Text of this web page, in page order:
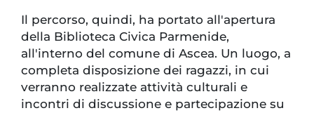
Il percorso, quindi, ha portato all'apertura
della Biblioteca Civica Parmenide,
all'interno del comune di Ascea. Un luogo, a
completa disposizione dei ragazzi, in cui
verranno realizzate attività culturali e
incontri di discussione e partecipazione su